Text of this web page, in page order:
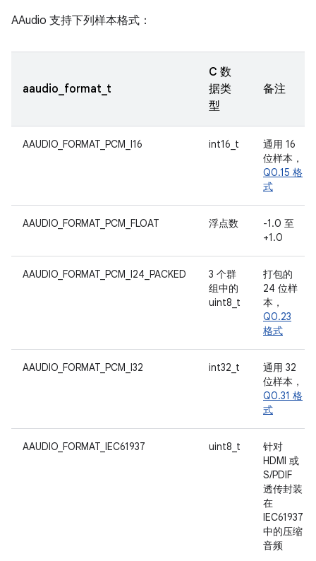
AAudio 支持下列样本格式：
aaudio_format_t
C 数
据类
型
备注
AAUDIO_FORMAT_PCM_I16 int16_t
通用 16
位样本，
Q0.15 格
式
AAUDIO_FORMAT_PCM_FLOAT 浮点数
-1.0 至
+1.0
AAUDIO_FORMAT_PCM_I24_PACKED
3 个群
组中的
uint8_t
打包的
24 位样
本，
Q0.23
格式
AAUDIO_FORMAT_PCM_I32 int32_t
通用 32
位样本，
Q0.31 格
式
AAUDIO_FORMAT_IEC61937 uint8_t
针对
HDMI 或
S/PDIF
透传封装
在
IEC61937
中的压缩
音频